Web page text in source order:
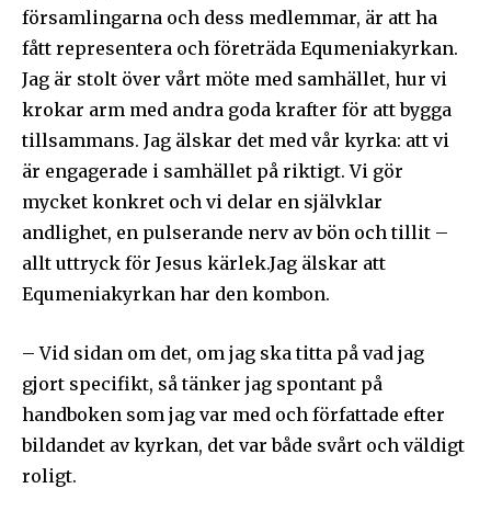
För att prenumerera: Ange din e-postadress och klicka på
prenumerationsknappen. Oroa dig inte, vi respekterar din
integritet och kommer inte att skicka skräppost till din
inkorg.
Prenumerera på Sändarens nyhetsbrev.
Jag godkänner integritetspolicyn
Ladda ner som PDF
församlingarna och dess medlemmar, är att ha
fått representera och företräda Equmeniakyrkan.
Jag är stolt över vårt möte med samhället, hur vi
krokar arm med andra goda krafter för att bygga
tillsammans. Jag älskar det med vår kyrka: att vi
är engagerade i samhället på riktigt. Vi gör
mycket konkret och vi delar en självklar
andlighet, en pulserande nerv av bön och tillit –
allt uttryck för Jesus kärlek.Jag älskar att
Equmeniakyrkan har den kombon.
– Vid sidan om det, om jag ska titta på vad jag
gjort specifikt, så tänker jag spontant på
handboken som jag var med och författade efter
bildandet av kyrkan, det var både svårt och väldigt
roligt.